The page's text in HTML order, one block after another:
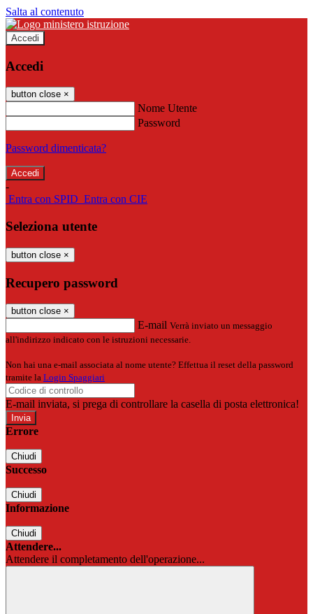
Salta al contenuto
Accedi
Accedi
button close ×
Nome Utente
Password
Password dimenticata?
-
Entra con SPID Entra con CIE
Seleziona utente
button close ×
Recupero password
button close ×
E-mail Verrà inviato un messaggio
all'indirizzo indicato con le istruzioni necessarie.
Non hai una e-mail associata al nome utente? Effettua il reset della password
tramite la Login Spaggiari
E-mail inviata, si prega di controllare la casella di posta elettronica!
Errore
Chiudi
Successo
Chiudi
Informazione
Chiudi
Attendere...
Attendere il completamento dell'operazione...